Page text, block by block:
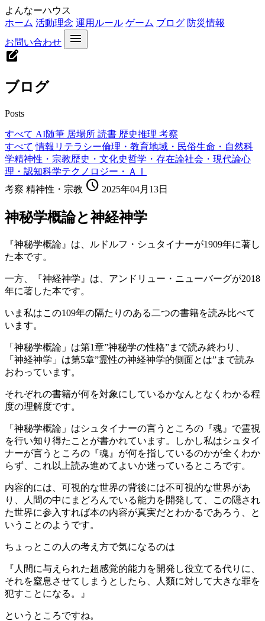
よんなーハウス
ホーム 活動理念 運用ルール ゲーム ブログ 防災情報
お問い合わせ
menu
edit_square
ブログ
Posts
すべて AI随筆 居場所 読書 歴史推理 考察
すべて 情報リテラシー倫理・教育地域・民俗生命・自然科
学精神性・宗教歴史・文化史哲学・存在論社会・現代論心
理・認知科学テクノロジー・ＡＩ
考察 精神性・宗教 schedule 2025年04月13日
神秘学概論と神経神学
『神秘学概論』は、ルドルフ・シュタイナーが1909年に著し
た本です。
一方、『神経神学』は、アンドリュー・ニューバーグが2018
年に著した本です。
いま私はこの109年の隔たりのある二つの書籍を読み比べて
います。
「神秘学概論」は第1章”神秘学の性格”まで読み終わり、
「神経神学」は第5章”霊性の神経神学的側面とは”まで読み
おわっています。
それぞれの書籍が何を対象にしているかなんとなくわかる程
度の理解度です。
「神秘学概論」はシュタイナーの言うところの『魂』で霊視
を行い知り得たことが書かれています。しかし私はシュタイ
ナーが言うところの『魂』が何を指しているのかが全くわか
らず、これ以上読み進めてよいか迷っているところです。
内容的には、可視的な世界の背後には不可視的な世界があ
り、人間の中にまどろんでいる能力を開発して、この隠され
た世界に参入すれば本の内容が真実だとわかるであろう、と
いうことのようです。
ちょっとこの人の考え方で気になるのは
『人間に与えられた超感覚的能力を開発し役立てる代りに、
それを窒息させてしまうとしたら、人類に対して大きな罪を
犯すことになる。』
というところですね。